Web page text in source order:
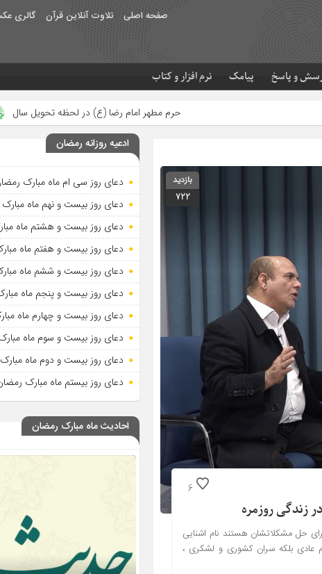
صفحه اصلی تلاوت آنلاین قرآن گالری
و پاسخ پیامک نرم افزار و کتاب
حرم مطهر امام رضا (ع) در لحظه تحویل سال مصرف زکات فطره در
بازدید
722
6
زندگی روزمره
حل مشکلاتشان هستند نام اشنایی
عادی بلکه سران کشوری و لشکری ،
ادعیه روزانه رمضان
دعای روز سی ام ماه مبارک
دعای روز بیست و نهم ماه
دعای روز بیست و هشتم ماه
دعای روز بیست و هفتم ماه
دعای روز بیست و ششم ماه
دعای روز بیست و پنجم ماه
دعای روز بیست و چهارم ماه
دعای روز بیست و سوم ماه
دعای روز بیست و دوم ماه
دعای روز بیستم ماه مبارک
احادیث ماه مبارک رمضان